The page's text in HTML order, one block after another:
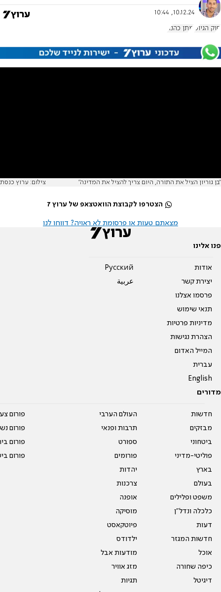
10.12.24, 10:44
חוק הגיוס מתן כהנא
"בן גוריון הציל את התורה, היום צריך להציל את המדינה" צילום: ערוץ כנסת
הצטרפו לקבוצת הוואטצאפ של ערוץ 7
מצאתם טעות או פרסומת לא ראויה? דווחו לנו
פנו אלינו
אודות
יצירת קשר
פרסמו אצלנו
תנאי שימוש
מדיניות פרטיות
הצהרת נגישות
המייל האדום
עברית
English
Pусский
عربية
מדורים
חדשות
מבזקים
ביטחוני
פוליטי-מדיני
בארץ
בעולם
משפט ופלילים
כלכלה ונדל"ן
דעות
חדשות המגזר
אוכל
כיפה שחורה
דיגיטל
העולם הערבי
תרבות ופנאי
ספורט
פורומים
יהדות
צרכנות
אופנה
מוסיקה
פיוטקאסט
ילדודס
מודעות אבל
מזג אוויר
תגיות
פורום
פורום
פורום
פורום